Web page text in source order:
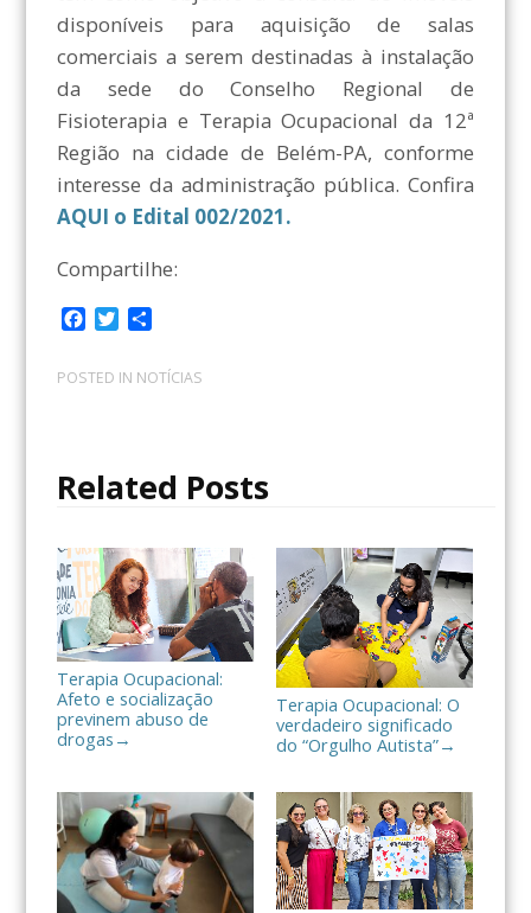
disponíveis para aquisição de salas
comerciais a serem destinadas à instalação
da sede do Conselho Regional de
Fisioterapia e Terapia Ocupacional da 12ª
Região na cidade de Belém-PA, conforme
interesse da administração pública. Confira
AQUI o Edital 002/2021.
Compartilhe:
c
e
k
i
t
m
p
i
a
r
POSTED IN NOTÍCIAS
Related Posts
Terapia Ocupacional:
Afeto e socialização
previnem abuso de
drogas →
Terapia Ocupacional: O
verdadeiro significado
do “Orgulho Autista”→